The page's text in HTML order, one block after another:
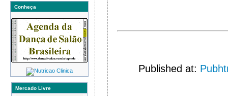
Conheça
Mercado Livre
Published at: